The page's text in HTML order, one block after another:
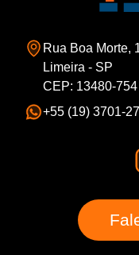
Rua Boa Morte,
Limeira - SP
CEP: 13480-754
+55 (19) 3701-